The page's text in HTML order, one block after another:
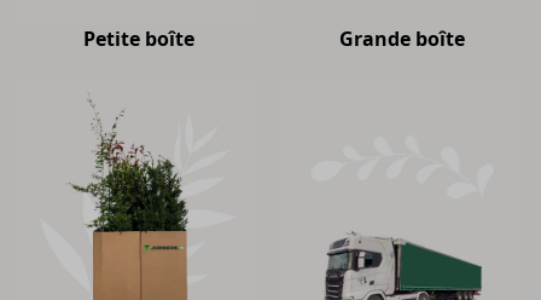
Petite boîte Grande boîte